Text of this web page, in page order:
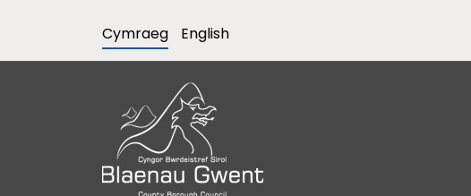
Cymraeg English